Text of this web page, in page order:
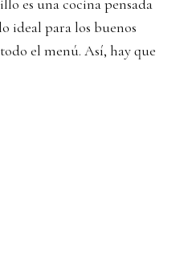
es una cocina pensada
ideal para los buenos
el menú. Así, hay que